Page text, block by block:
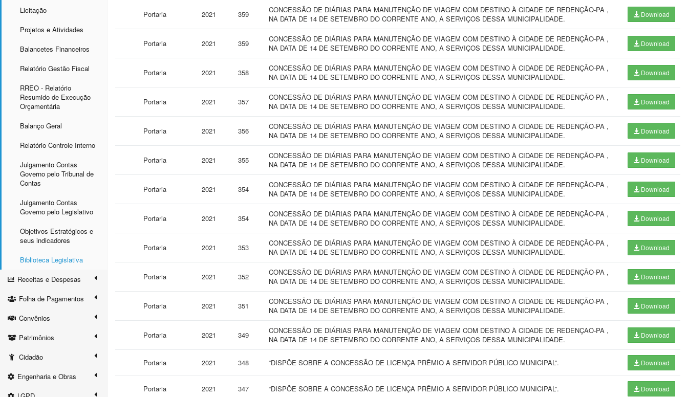
Licitação
Projetos e Atividades
Balancetes Financeiros
Relatório Gestão Fiscal
RREO - Relatório
Resumido de Execução
Orçamentária
Balanço Geral
Relatório Controle Interno
Julgamento Contas
Governo pelo Tribunal de
Contas
Julgamento Contas
Governo pelo Legislativo
Objetivos Estratégicos e
seus indicadores
Biblioteca Legislativa
Receitas e Despesas
Folha de Pagamentos
Convênios
Patrimônios
Cidadão
Engenharia e Obras
Portaria 2021 359
CONCESSÃO DE DIÁRIAS PARA MANUTENÇÃO DE VIAGEM COM DESTINO À CIDADE DE REDENÇÃO-PA ,
NA DATA DE 14 DE SETEMBRO DO CORRENTE ANO, A SERVIÇOS DESSA MUNICIPALIDADE.
Download
Portaria 2021 359
CONCESSÃO DE DIÁRIAS PARA MANUTENÇÃO DE VIAGEM COM DESTINO À CIDADE DE REDENÇÃO-PA ,
NA DATA DE 14 DE SETEMBRO DO CORRENTE ANO, A SERVIÇOS DESSA MUNICIPALIDADE.
Download
Portaria 2021 358
CONCESSÃO DE DIÁRIAS PARA MANUTENÇÃO DE VIAGEM COM DESTINO À CIDADE DE REDENÇÃO-PA ,
NA DATA DE 14 DE SETEMBRO DO CORRENTE ANO, A SERVIÇOS DESSA MUNICIPALIDADE.
Download
Portaria 2021 357
CONCESSÃO DE DIÁRIAS PARA MANUTENÇÃO DE VIAGEM COM DESTINO À CIDADE DE REDENÇÃO-PA ,
NA DATA DE 14 DE SETEMBRO DO CORRENTE ANO, A SERVIÇOS DESSA MUNICIPALIDADE.
Download
Portaria 2021 356
CONCESSÃO DE DIÁRIAS PARA MANUTENÇÃO DE VIAGEM COM DESTINO À CIDADE DE REDENÇÃO-PA ,
NA DATA DE 14 DE SETEMBRO DO CORRENTE ANO, A SERVIÇOS DESSA MUNICIPALIDADE.
Download
Portaria 2021 355
CONCESSÃO DE DIÁRIAS PARA MANUTENÇÃO DE VIAGEM COM DESTINO À CIDADE DE REDENÇÃO-PA ,
NA DATA DE 14 DE SETEMBRO DO CORRENTE ANO, A SERVIÇOS DESSA MUNICIPALIDADE.
Download
Portaria 2021 354
CONCESSÃO DE DIÁRIAS PARA MANUTENÇÃO DE VIAGEM COM DESTINO À CIDADE DE REDENÇÃO-PA ,
NA DATA DE 14 DE SETEMBRO DO CORRENTE ANO, A SERVIÇOS DESSA MUNICIPALIDADE.
Download
Portaria 2021 354
CONCESSÃO DE DIÁRIAS PARA MANUTENÇÃO DE VIAGEM COM DESTINO À CIDADE DE REDENÇÃO-PA ,
NA DATA DE 14 DE SETEMBRO DO CORRENTE ANO, A SERVIÇOS DESSA MUNICIPALIDADE.
Download
Portaria 2021 353
CONCESSÃO DE DIÁRIAS PARA MANUTENÇÃO DE VIAGEM COM DESTINO À CIDADE DE REDENÇÃO-PA ,
NA DATA DE 14 DE SETEMBRO DO CORRENTE ANO, A SERVIÇOS DESSA MUNICIPALIDADE.
Download
Portaria 2021 352
CONCESSÃO DE DIÁRIAS PARA MANUTENÇÃO DE VIAGEM COM DESTINO À CIDADE DE REDENÇÃO-PA ,
NA DATA DE 14 DE SETEMBRO DO CORRENTE ANO, A SERVIÇOS DESSA MUNICIPALIDADE.
Download
Portaria 2021 351
CONCESSÃO DE DIÁRIAS PARA MANUTENÇÃO DE VIAGEM COM DESTINO À CIDADE DE REDENÇÃO-PA ,
NA DATA DE 14 DE SETEMBRO DO CORRENTE ANO, A SERVIÇOS DESSA MUNICIPALIDADE.
Download
Portaria 2021 349
CONCESSÃO DE DIÁRIAS PARA MANUTENÇÃO DE VIAGEM COM DESTINO À CIDADE DE REDENÇAO-PA ,
NA DATA DE 14 DE SETEMBRO DO CORRENTE ANO, A SERVIÇOS DESSA MUNICIPALIDADE.
Download
Portaria 2021 348 “DISPÕE SOBRE A CONCESSÃO DE LICENÇA PRÊMIO A SERVIDOR PÚBLICO MUNICIPAL”. Download
Portaria 2021 347 “DISPÕE SOBRE A CONCESSÃO DE LICENÇA PRÊMIO A SERVIDOR PÚBLICO MUNICIPAL”. Download